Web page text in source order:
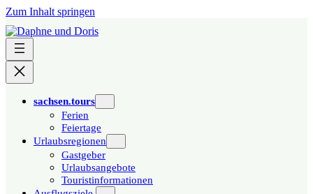
Zum Inhalt springen
sachsen.tours
Ferien
Feiertage
Urlaubsregionen
Gastgeber
Urlaubsangebote
Touristinformationen